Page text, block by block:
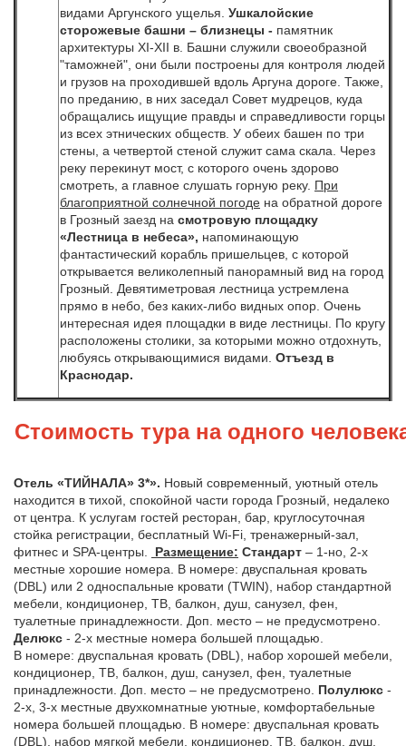
видами Аргунского ущелья. Ушкалойские
сторожевые башни – близнецы - памятник
архитектуры XI-XII в. Башни служили своеобразной
"таможней", они были построены для контроля людей
и грузов на проходившей вдоль Аргуна дороге. Также,
по преданию, в них заседал Совет мудрецов, куда
обращались ищущие правды и справедливости горцы
из всех этнических обществ. У обеих башен по три
стены, а четвертой стеной служит сама скала. Через
реку перекинут мост, с которого очень здорово
смотреть, а главное слушать горную реку. При
благоприятной солнечной погоде на обратной дороге
в Грозный заезд на смотровую площадку
«Лестница в небеса», напоминающую
фантастический корабль пришельцев, с которой
открывается великолепный панорамный вид на город
Грозный. Девятиметровая лестница устремлена
прямо в небо, без каких-либо видных опор. Очень
интересная идея площадки в виде лестницы. По кругу
расположены столики, за которыми можно отдохнуть,
любуясь открывающимися видами. Отъезд в
Краснодар.
Стоимость тура на одного
Отель «ТИЙНАЛА» 3*». Новый современный, уютный отель
находится в тихой, спокойной части города Грозный, недалеко
от центра. К услугам гостей ресторан, бар, круглосуточная
стойка регистрации, бесплатный Wi-Fi, тренажерный-зал,
фитнес и SPA-центры.
Размещение: Стандарт – 1-но, 2-х
местные хорошие номера. В номере: двуспальная кровать
(DBL) или 2 односпальные кровати (TWIN), набор стандартной
мебели, кондиционер, ТВ, балкон, душ, санузел, фен,
туалетные принадлежности. Доп. место – не предусмотрено.
Делюкс - 2-х местные номера большей площадью.
В номере: двуспальная кровать (DBL), набор хорошей мебели,
кондиционер, ТВ, балкон, душ, санузел, фен, туалетные
принадлежности. Доп. место – не предусмотрено. Полулюкс -
2-х, 3-х местные двухкомнатные уютные, комфортабельные
номера большей площадью. В номере: двуспальная кровать
(DBL), набор мягкой мебели, кондиционер, ТВ, балкон, душ,